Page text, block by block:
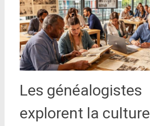
Les généalogistes
explorent la culture